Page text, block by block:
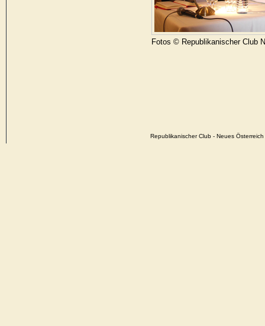
Fotos © Republikanischer Club
Republikanischer Club - Neues